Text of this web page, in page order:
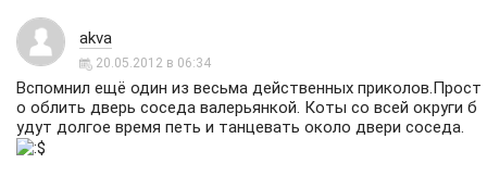
akva
20.05.2012 в 06:34
Вспомнил ещё один из весьма действенных приколов.Прост
о облить дверь соседа валерьянкой. Коты со всей округи б
удут долгое время петь и танцевать около двери соседа.